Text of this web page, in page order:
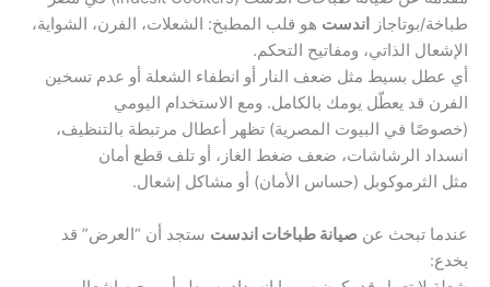
طباخة/بوتاجاز
اندست هو قلب المطبخ: الشعلات، الفرن، الشواية،
الإشعال الذاتي، ومفاتيح التحكم.
أي عطل بسيط مثل ضعف النار أو انطفاء الشعلة أو عدم تسخين
الفرن قد يعطّل يومك بالكامل. ومع الاستخدام اليومي
(خصوصًا في البيوت المصرية) تظهر أعطال مرتبطة بالتنظيف،
انسداد الرشاشات، ضعف ضغط الغاز، أو تلف قطع أمان
مثل الثرموكوبل (حساس الأمان) أو مشاكل إشعال.
عندما تبحث عن صيانة طباخات اندست ستجد أن “العرض” قد
يخدع: